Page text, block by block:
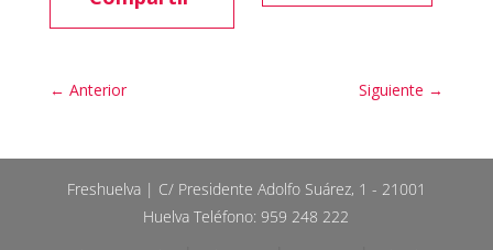
← Anterior Siguiente →
Freshuelva | C/ Presidente Adolfo Suárez, 1 - 21001
Huelva Teléfono: 959 248 222